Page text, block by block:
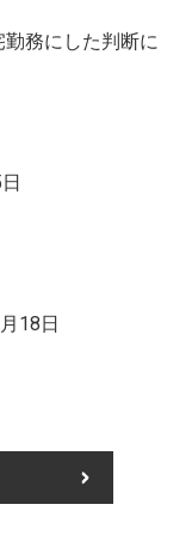
勤務にした判断に
18日